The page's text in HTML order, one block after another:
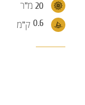
20 מ''ר
0.6 ק"מ